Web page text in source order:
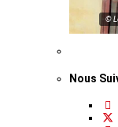
©
Nous